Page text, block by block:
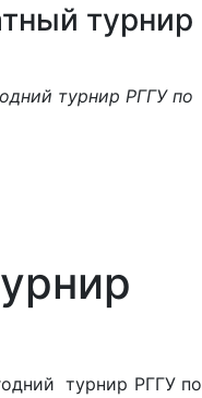
турнир
турнир РГГУ по
турнир РГГУ по